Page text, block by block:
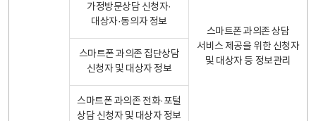
스마트폰 과의존 상담
서비스 제공을 위한 신청자
및 대상자 등 정보관리
가정방문상담 신청자·
대상자·동의자 정보
스마트폰 과의존 집단상담
신청자 및 대상자 정보
스마트폰 과의존 전화·포털
상담 신청자 및 대상자 정보